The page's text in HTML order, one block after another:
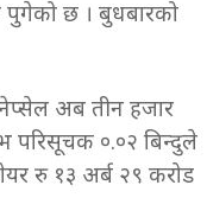
पुगेको छ । बुधबारको
अब तीन हजार
परिसूचक ०.०२ बिन्दुले
रु १३ अर्ब २९ करोड